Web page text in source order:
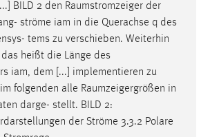
BILD 2 den Raumstromzeiger der
ströme iam in die Querachse q des
tems zu verschieben. Weiterhin
heißt die Länge des
iam, dem [...] implementieren zu
folgenden alle Raumzeigergrößen in
darge- stellt. BILD 2:
der Ströme 3.3.2 Polare